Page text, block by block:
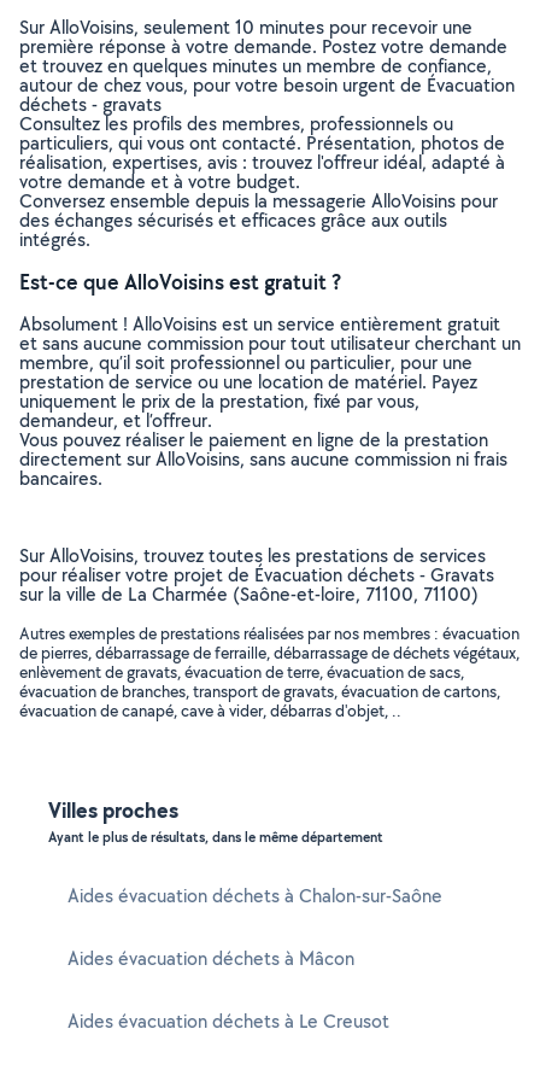
Sur AlloVoisins, seulement 10 minutes pour recevoir une
première réponse à votre demande. Postez votre demande
et trouvez en quelques minutes un membre de confiance,
autour de chez vous, pour votre besoin urgent de Évacuation
déchets - gravats
Consultez les profils des membres, professionnels ou
particuliers, qui vous ont contacté. Présentation, photos de
réalisation, expertises, avis : trouvez l'offreur idéal, adapté à
votre demande et à votre budget.
Conversez ensemble depuis la messagerie AlloVoisins pour
des échanges sécurisés et efficaces grâce aux outils
intégrés.
Est-ce que AlloVoisins est gratuit ?
Absolument ! AlloVoisins est un service entièrement gratuit
et sans aucune commission pour tout utilisateur cherchant un
membre, qu’il soit professionnel ou particulier, pour une
prestation de service ou une location de matériel. Payez
uniquement le prix de la prestation, fixé par vous,
demandeur, et l’offreur.
Vous pouvez réaliser le paiement en ligne de la prestation
directement sur AlloVoisins, sans aucune commission ni frais
bancaires.
Sur AlloVoisins, trouvez toutes les prestations de services
pour réaliser votre projet de Évacuation déchets - Gravats
sur la ville de La Charmée (Saône-et-loire, 71100, 71100)
Autres exemples de prestations réalisées par nos membres : évacuation
de pierres, débarrassage de ferraille, débarrassage de déchets végétaux,
enlèvement de gravats, évacuation de terre, évacuation de sacs,
évacuation de branches, transport de gravats, évacuation de cartons,
évacuation de canapé, cave à vider, débarras d'objet, ..
Villes proches
Ayant le plus de résultats, dans le même département
Aides évacuation déchets à Chalon-sur-Saône
Aides évacuation déchets à Mâcon
Aides évacuation déchets à Le Creusot